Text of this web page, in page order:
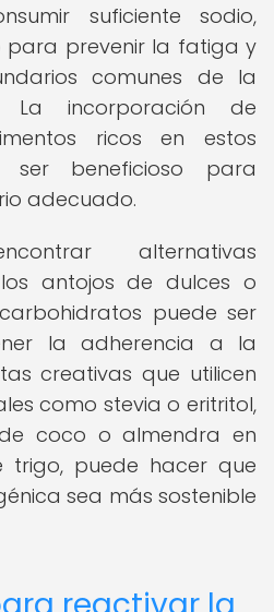
suficiente sodio,
para prevenir la fatiga y
comunes de la
La incorporación de
ricos en estos
ser beneficioso para
adecuado.
alternativas
antojos de dulces o
puede ser
la adherencia a la
creativas que utilicen
como stevia o eritritol,
coco o almendra en
puede hacer que
sea más sostenible